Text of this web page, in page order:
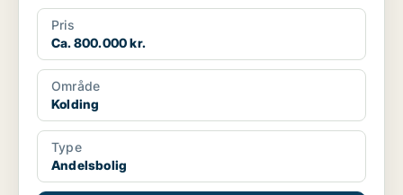
Pris
Ca. 800.000 kr.
Område
Kolding
Type
Andelsbolig